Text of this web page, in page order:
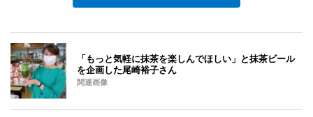
「もっと気軽に抹茶を楽しんでほしい」と抹茶ビール
を企画した尾崎裕子さん
関連画像